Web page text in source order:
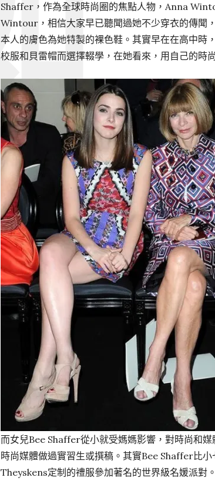
Shaffer，作為全球時尚圈的焦點人物，Anna
Wintour，相信大家早已聽聞過她不少穿衣的傳聞
本人的膚色為她特製的裸色鞋。其實早在在高中時，
校服和貝雷帽而選擇輟學，在她看來，用自己的時
而女兒Bee Shaffer從小就受媽媽影響，對時尚和
時尚媒體做過實習生或撰稿。其實Bee Shaffer比
Theyskens定制的禮服參加著名的世界級名媛派對。